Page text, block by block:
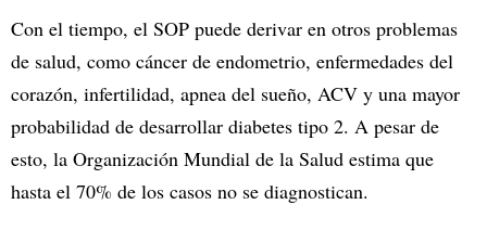
Con el tiempo, el SOP puede derivar en otros problemas
de salud, como cáncer de endometrio, enfermedades del
corazón, infertilidad, apnea del sueño, ACV y una mayor
probabilidad de desarrollar diabetes tipo 2. A pesar de
esto, la Organización Mundial de la Salud estima que
hasta el 70% de los casos no se diagnostican.